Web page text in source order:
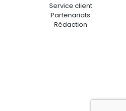
Service client
Partenariats
Rédaction